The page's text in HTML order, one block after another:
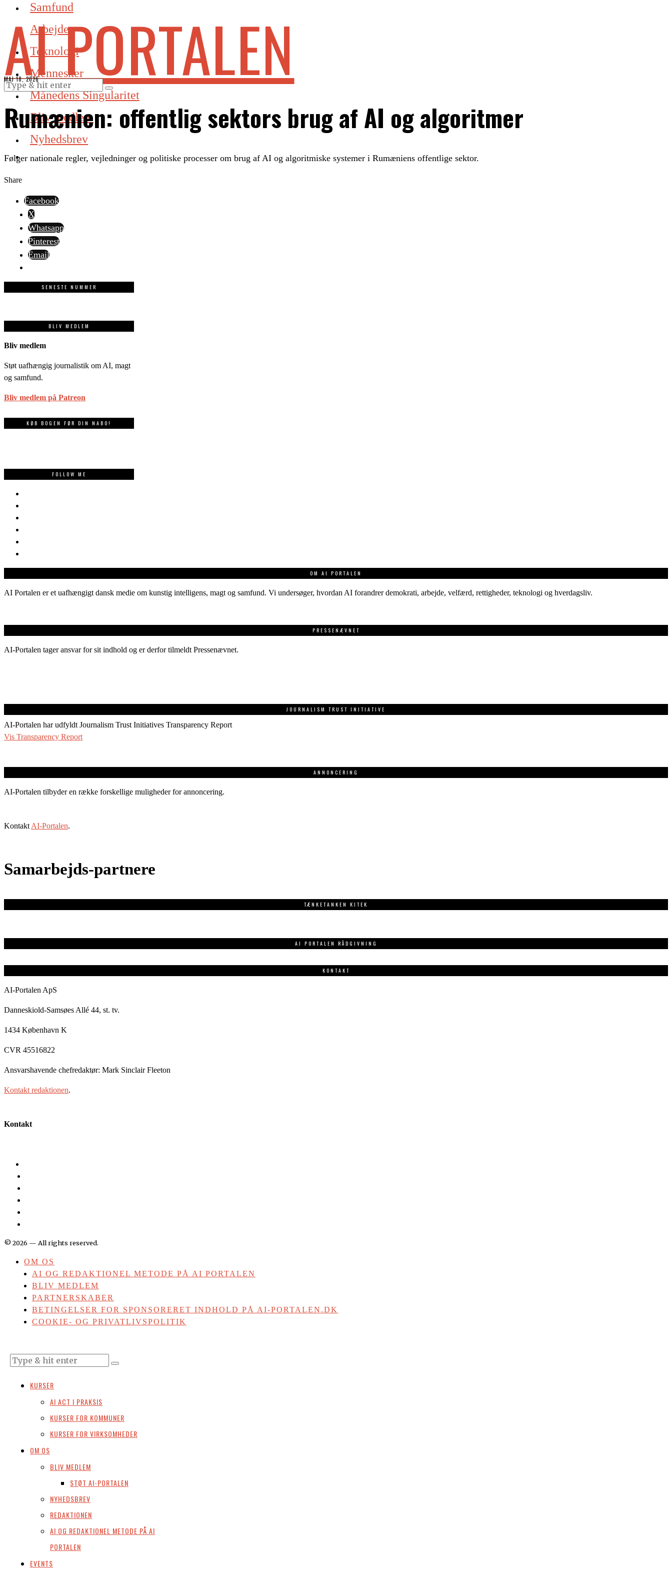
Samfund
Arbejde
Teknologi
Mennesker
Månedens Singularitet
Bliv medlem
Nyhedsbrev
AI PORTALEN
MAJ 18, 2026
Rumænien: offentlig sektors brug af AI og algoritmer
Følger nationale regler, vejledninger og politiske processer om brug af AI og algoritmiske systemer i Rumæniens offentlige sektor.
Share
Facebook
X
Whatsapp
Pinterest
Email
SENESTE NUMMER
BLIV MEDLEM
Bliv medlem
Støt uafhængig journalistik om AI, magt
og samfund.
Bliv medlem på Patreon
KØB BOGEN FØR DIN NABO!
FOLLOW ME
OM AI PORTALEN
AI Portalen er et uafhængigt dansk medie om kunstig intelligens, magt og samfund. Vi undersøger, hvordan AI forandrer demokrati, arbejde, velfærd, rettigheder, teknologi og hverdagsliv.
PRESSENÆVNET
AI-Portalen tager ansvar for sit indhold og er derfor tilmeldt Pressenævnet.
JOURNALISM TRUST INITIATIVE
AI-Portalen har udfyldt Journalism Trust Initiatives Transparency Report
Vis Transparency Report
ANNONCERING
AI-Portalen tilbyder en række forskellige muligheder for annoncering.
Kontakt AI-Portalen.
Samarbejds-partnere
TÆNKETANKEN KITEK
AI PORTALEN RÅDGIVNING
KONTAKT
AI-Portalen ApS
Danneskiold-Samsøes Allé 44, st. tv.
1434 København K
CVR 45516822
Ansvarshavende chefredaktør: Mark Sinclair Fleeton
Kontakt redaktionen.
Kontakt
©2026 — All rights reserved.
OM OS
AI OG REDAKTIONEL METODE PÅ AI PORTALEN
BLIV MEDLEM
PARTNERSKABER
BETINGELSER FOR SPONSORERET INDHOLD PÅ AI-PORTALEN.DK
COOKIE- OG PRIVATLIVSPOLITIK
KURSER
AI ACT I PRAKSIS
KURSER FOR KOMMUNER
KURSER FOR VIRKSOMHEDER
OM OS
BLIV MEDLEM
STØT AI-PORTALEN
NYHEDSBREV
REDAKTIONEN
AI OG REDAKTIONEL METODE PÅ AI
PORTALEN
EVENTS